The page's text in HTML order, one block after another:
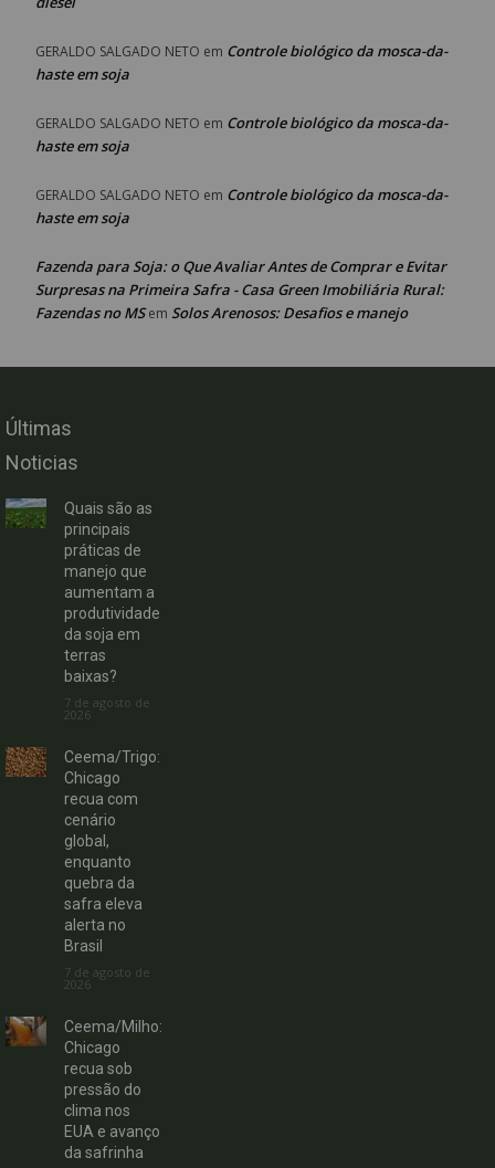
GERALDO SALGADO NETO em Controle biológico da mosca-da-
haste em soja
GERALDO SALGADO NETO em Controle biológico da mosca-da-
haste em soja
GERALDO SALGADO NETO em Controle biológico da mosca-da-
haste em soja
Fazenda para Soja: o Que Avaliar Antes de Comprar e Evitar
Surpresas na Primeira Safra - Casa Green Imobiliária Rural:
Fazendas no MSem Solos Arenosos: Desafios e manejo
Últimas
Noticias
Quais são as
principais
práticas de
manejo que
aumentam a
produtividade
da soja em
terras
baixas?
7 de agosto de
2026
Ceema/Trigo:
Chicago
recua com
cenário
global,
enquanto
quebra da
safra eleva
alerta no
Brasil
7 de agosto de
2026
Ceema/Milho:
Chicago
recua sob
pressão do
clima nos
EUA e avanço
da safrinha